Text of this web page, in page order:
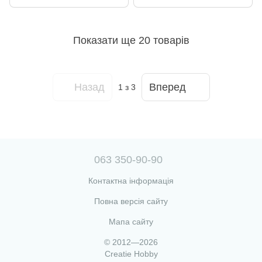
Показати ще 20 товарів
Назад 1 з 3 Вперед
063 350-90-90
Контактна інформація
Повна версія сайту
Мапа сайту
© 2012—2026
Creatie Hobby